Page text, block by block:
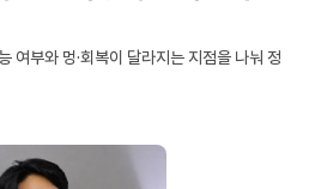
여부와 멍·회복이 달라지는 지점을 나눠 정